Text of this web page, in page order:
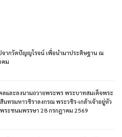
ากวัดปัญญโรจน์ เพื่อนำมาประดิษฐาน ณ
คม
และลงนามถวายพระพร พระบาทสมเด็จพระ
ทรมหาวชิราลงกรณ พระวชิร-เกล้าเจ้าอยู่หัว
พระชนมพรรษา 28 กรกฎาคม 2569